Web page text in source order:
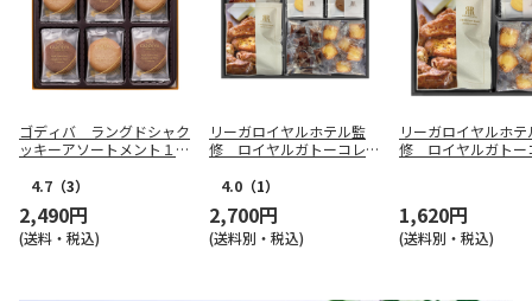
ゴディバ ラングドシャク
ッキーアソートメント１８
4.7 （3）
2,490円
(送料・税込)
リーガロイヤルホテル監
修 ロイヤルガトーコレク
4.0 （1）
2,700円
(送料別・税込)
リーガロイヤルホテ
修 ロイヤルガトー
1,620円
(送料別・税込)